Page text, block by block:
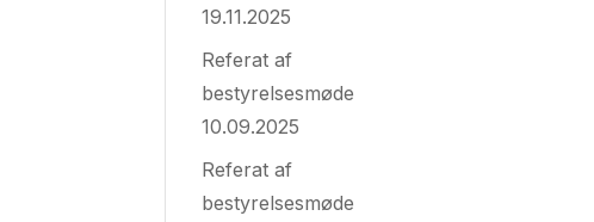
19.11.2025
Referat af
bestyrelsesmøde
10.09.2025
Referat af
bestyrelsesmøde